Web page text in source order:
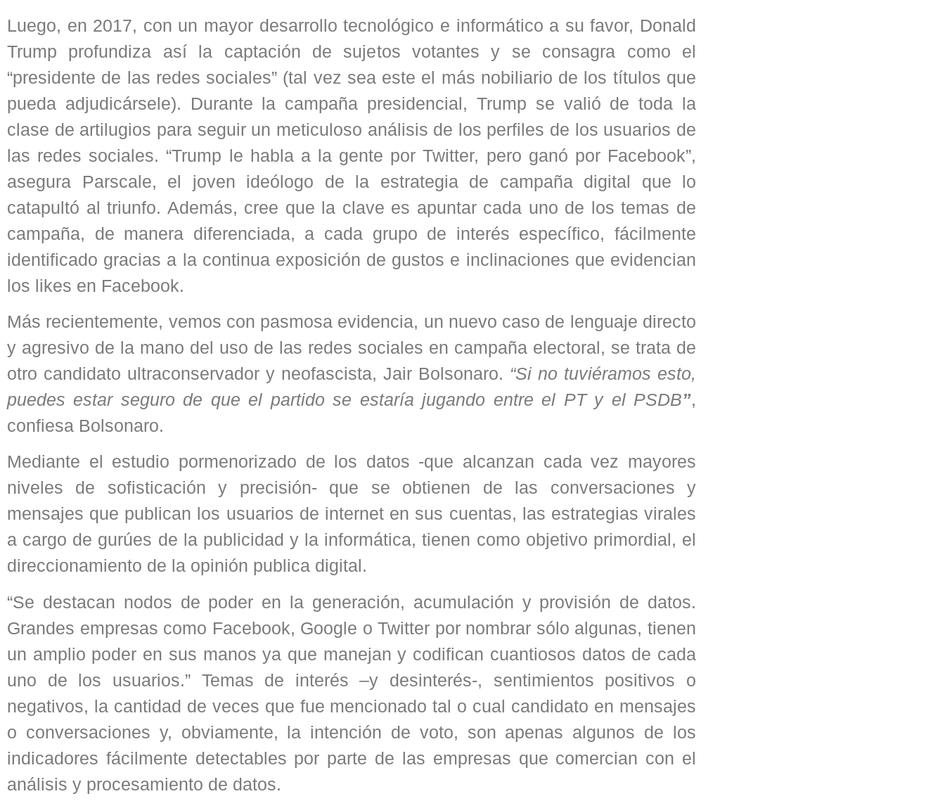
Luego, en 2017, con un mayor desarrollo tecnológico e informático a su favor, Donald
Trump profundiza así la captación de sujetos votantes y se consagra como el
“presidente de las redes sociales” (tal vez sea este el más nobiliario de los títulos que
pueda adjudicársele). Durante la campaña presidencial, Trump se valió de toda la
clase de artilugios para seguir un meticuloso análisis de los perfiles de los usuarios de
las redes sociales. “Trump le habla a la gente por Twitter, pero ganó por Facebook”,
asegura Parscale, el joven ideólogo de la estrategia de campaña digital que lo
catapultó al triunfo. Además, cree que la clave es apuntar cada uno de los temas de
campaña, de manera diferenciada, a cada grupo de interés específico, fácilmente
identificado gracias a la continua exposición de gustos e inclinaciones que evidencian
los likes en Facebook.
Más recientemente, vemos con pasmosa evidencia, un nuevo caso de lenguaje directo
y agresivo de la mano del uso de las redes sociales en campaña electoral, se trata de
otro candidato ultraconservador y neofascista, Jair Bolsonaro. “Si no tuviéramos esto,
puedes estar seguro de que el partido se estaría jugando entre el PT y el PSDB”,
confiesa Bolsonaro.
Mediante el estudio pormenorizado de los datos -que alcanzan cada vez mayores
niveles de sofisticación y precisión- que se obtienen de las conversaciones y
mensajes que publican los usuarios de internet en sus cuentas, las estrategias virales
a cargo de gurúes de la publicidad y la informática, tienen como objetivo primordial, el
direccionamiento de la opinión publica digital.
“Se destacan nodos de poder en la generación, acumulación y provisión de datos.
Grandes empresas como Facebook, Google o Twitter por nombrar sólo algunas, tienen
un amplio poder en sus manos ya que manejan y codifican cuantiosos datos de cada
uno de los usuarios.” Temas de interés –y desinterés-, sentimientos positivos o
negativos, la cantidad de veces que fue mencionado tal o cual candidato en mensajes
o conversaciones y, obviamente, la intención de voto, son apenas algunos de los
indicadores fácilmente detectables por parte de las empresas que comercian con el
análisis y procesamiento de datos.